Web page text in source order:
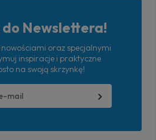
do Newslettera!
nowościami oraz specjalnymi
inspiracje i praktyczne
na swoją skrzynkę!